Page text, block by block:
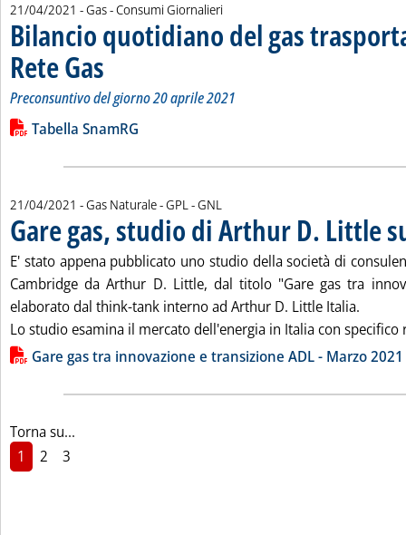
21/04/2021 - Gas - Consumi Giornalieri
Bilancio quotidiano del gas
Rete Gas . Sottotitolo: Preconsuntivo del giorno 20 aprile 2021
. Pubblicata mercoledì 21 aprile 2021 alle 13.33.
Preconsuntivo del giorno 20 aprile 2021
Leggi tutta la notizia: 'Bilancio quotidiano del gas
Lista allegati PDF alla notizia
Tabella SnamRG
21/04/2021 - Gas Naturale - GPL - GNL
Gare gas, studio di Arthur D. Little
E' stato appena pubblicato uno studio della società di
Cambridge da Arthur D. Little, dal titolo "Gare gas tra
elaborato dal think-tank interno ad Arthur D. Little Italia.
Lo studio esamina il mercato dell'energia in Italia con specifico
Lista allegati PDF alla notizia
Gare gas tra innovazione e transizione ADL - Marzo 2021
Torna su...
1
2 3